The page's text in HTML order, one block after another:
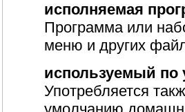
исполняемая
Программа или
меню и других
используемый по
Употребляется